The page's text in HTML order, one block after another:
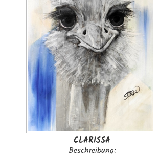
CLARISSA
Beschreibung: